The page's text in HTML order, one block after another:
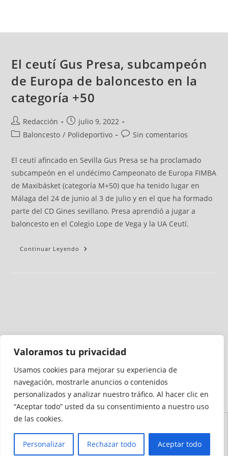
Valoramos tu privacidad
Usamos cookies para mejorar su experiencia de
navegación, mostrarle anuncios o contenidos
personalizados y analizar nuestro tráfico. Al hacer clic en
“Aceptar todo” usted da su consentimiento a nuestro uso
de las cookies.
Personalizar Rechazar todo Aceptar todo
El ceutí Gus Presa, subcampeón
de Europa de baloncesto en la
categoría +50
Redacción
julio 9, 2022
Baloncesto / Polideportivo Sin comentarios
El ceutí afincado en Sevilla Gus Presa se ha proclamado
subcampeón en el undécimo Campeonato de Europa FIMBA
de Maxibásket (categoría M+50) que ha tenido lugar en
Málaga del 24 de junio al 3 de julio y en el que ha formado
parte del CD Gines sevillano. Presa aprendió a jugar a
baloncesto en el Colegio Lope de Vega y la UA Ceutí.
Continuar Leyendo
Medio auditado por
Accesibilidad
Sitio
Cookies
Privacidad